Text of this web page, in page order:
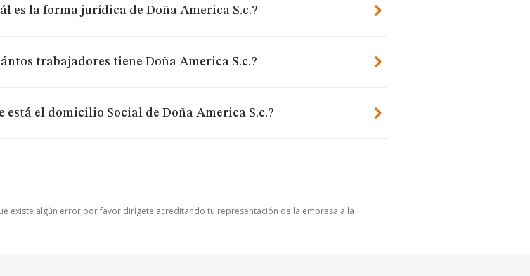
es la forma jurídica de Doña America S.c.?
trabajadores tiene Doña America S.c.?
está el domicilio Social de Doña America S.c.?
existe algún error por favor dirígete acreditando tu representación de la empresa a la